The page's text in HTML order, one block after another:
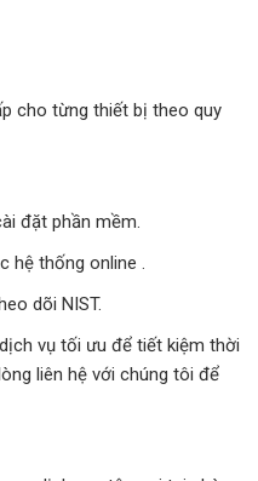
cho từng thiết bị theo quy
đặt phần mềm.
hệ thống online .
dõi NIST.
vụ tối ưu để tiết kiệm thời
liên hệ với chúng tôi để